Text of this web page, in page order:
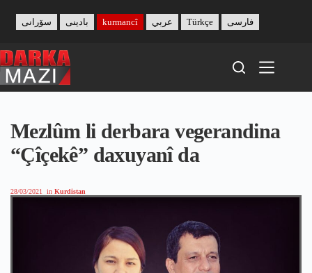
content
بادینی سۆرانی kurmancî عربي Türkçe فارسی
Mezlûm li derbara vegerandina
“Çîçekê” daxuyanî da
28/03/2021 in Kurdistan